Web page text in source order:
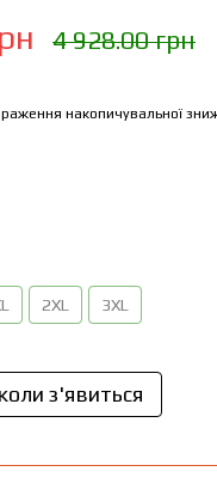
4 928.00 грн
накопичувальної
2XL 3XL
з'явиться